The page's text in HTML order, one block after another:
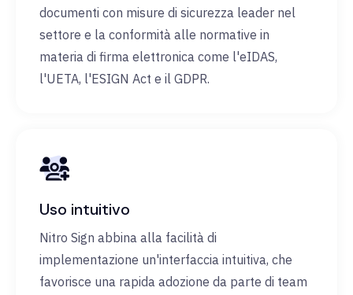
documenti con misure di sicurezza leader nel
settore e la conformità alle normative in
materia di firma elettronica come l'eIDAS,
l'UETA, l'ESIGN Act e il GDPR.
Uso intuitivo
Nitro Sign abbina alla facilità di
implementazione un'interfaccia intuitiva, che
favorisce una rapida adozione da parte di team